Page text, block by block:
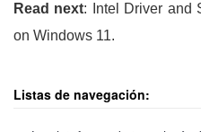
Read next: Intel Driver and
on Windows 11.
Listas de navegación: